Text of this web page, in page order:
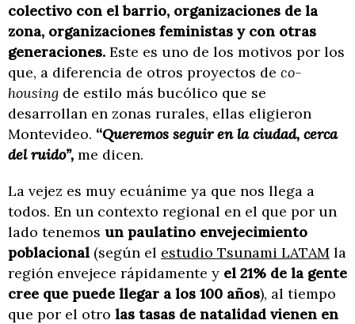
colectivo con el barrio, organizaciones de la
zona, organizaciones feministas y con otras
generaciones. Este es uno de los motivos por los
que, a diferencia de otros proyectos de co-
housing de estilo más bucólico que se
desarrollan en zonas rurales, ellas eligieron
Montevideo. “Queremos seguir en la ciudad, cerca
del ruido”, me dicen.
La vejez es muy ecuánime ya que nos llega a
todos. En un contexto regional en el que por un
lado tenemos un paulatino envejecimiento
poblacional (según el estudio Tsunami LATAM la
región envejece rápidamente y el 21% de la gente
cree que puede llegar a los 100 años), al tiempo
que por el otro las tasas de natalidad vienen en